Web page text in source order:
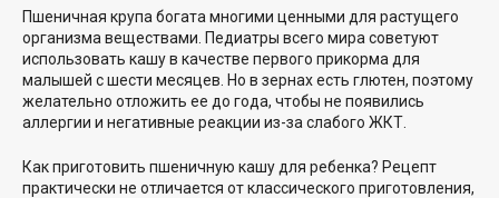
Пшеничная крупа богата многими ценными для растущего
организма веществами. Педиатры всего мира советуют
использовать кашу в качестве первого прикорма для
малышей с шести месяцев. Но в зернах есть глютен, поэтому
желательно отложить ее до года, чтобы не появились
аллергии и негативные реакции из-за слабого ЖКТ.
Как приготовить пшеничную кашу для ребенка? Рецепт
практически не отличается от классического приготовления,